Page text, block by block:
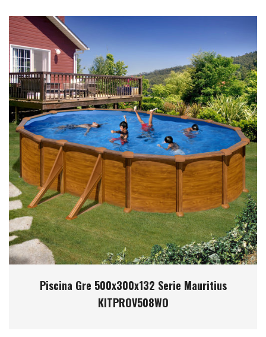
Piscina Gre 500x300x132 Serie Mauritius
KITPROV508WO